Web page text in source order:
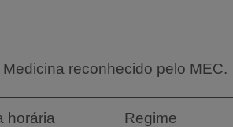
reconhecido pelo MEC.
horária Regime